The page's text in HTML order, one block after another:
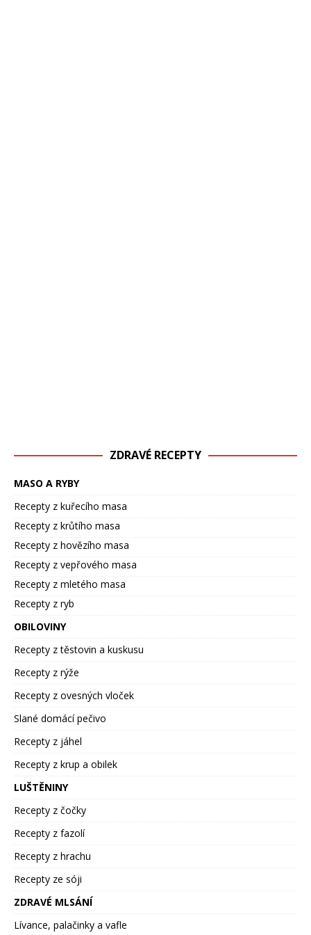
ZDRAVÉ RECEPTY
MASO A RYBY
Recepty z kuřecího masa
Recepty z krůtího masa
Recepty z hovězího masa
Recepty z vepřového masa
Recepty z mletého masa
Recepty z ryb
OBILOVINY
Recepty z těstovin a kuskusu
Recepty z rýže
Recepty z ovesných vloček
Slané domácí pečivo
Recepty z jáhel
Recepty z krup a obilek
LUŠTĚNINY
Recepty z čočky
Recepty z fazolí
Recepty z hrachu
Recepty ze sóji
ZDRAVÉ MLSÁNÍ
Lívance, palačinky a vafle